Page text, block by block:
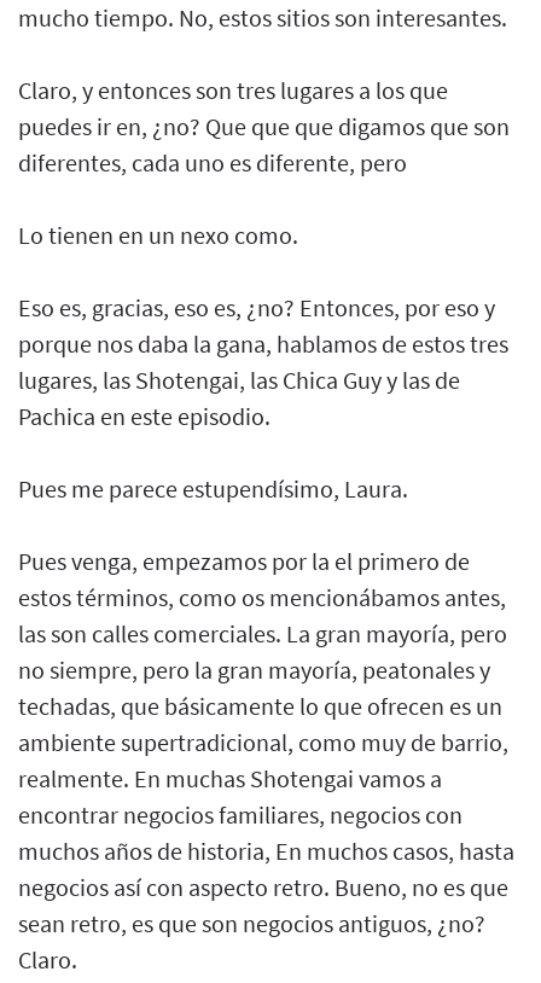
mucho tiempo. No, estos sitios son interesantes.
Claro, y entonces son tres lugares a los que
puedes ir en, ¿no? Que que que digamos que son
diferentes, cada uno es diferente, pero
Lo tienen en un nexo como.
Eso es, gracias, eso es, ¿no? Entonces, por eso y
porque nos daba la gana, hablamos de estos tres
lugares, las Shotengai, las Chica Guy y las de
Pachica en este episodio.
Pues me parece estupendísimo, Laura.
Pues venga, empezamos por la el primero de
estos términos, como os mencionábamos antes,
las son calles comerciales. La gran mayoría, pero
no siempre, pero la gran mayoría, peatonales y
techadas, que básicamente lo que ofrecen es un
ambiente supertradicional, como muy de barrio,
realmente. En muchas Shotengai vamos a
encontrar negocios familiares, negocios con
muchos años de historia, En muchos casos, hasta
negocios así con aspecto retro. Bueno, no es que
sean retro, es que son negocios antiguos, ¿no?
Claro.